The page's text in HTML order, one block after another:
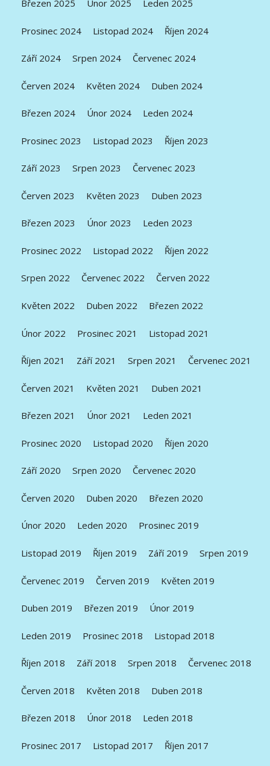
Březen 2025 Únor 2025 Leden 2025
Prosinec 2024 Listopad 2024 Říjen 2024
Září 2024 Srpen 2024 Červenec 2024
Červen 2024 Květen 2024 Duben 2024
Březen 2024 Únor 2024 Leden 2024
Prosinec 2023 Listopad 2023 Říjen 2023
Září 2023 Srpen 2023 Červenec 2023
Červen 2023 Květen 2023 Duben 2023
Březen 2023 Únor 2023 Leden 2023
Prosinec 2022 Listopad 2022 Říjen 2022
Srpen 2022 Červenec 2022 Červen 2022
Květen 2022 Duben 2022 Březen 2022
Únor 2022 Prosinec 2021 Listopad 2021
Říjen 2021 Září 2021 Srpen 2021 Červenec 2021
Červen 2021 Květen 2021 Duben 2021
Březen 2021 Únor 2021 Leden 2021
Prosinec 2020 Listopad 2020 Říjen 2020
Září 2020 Srpen 2020 Červenec 2020
Červen 2020 Duben 2020 Březen 2020
Únor 2020 Leden 2020 Prosinec 2019
Listopad 2019 Říjen 2019 Září 2019 Srpen 2019
Červenec 2019 Červen 2019 Květen 2019
Duben 2019 Březen 2019 Únor 2019
Leden 2019 Prosinec 2018 Listopad 2018
Říjen 2018 Září 2018 Srpen 2018 Červenec 2018
Červen 2018 Květen 2018 Duben 2018
Březen 2018 Únor 2018 Leden 2018
Prosinec 2017 Listopad 2017 Říjen 2017